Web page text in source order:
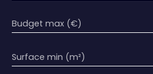
Budget max (€)
Surface min (m²)